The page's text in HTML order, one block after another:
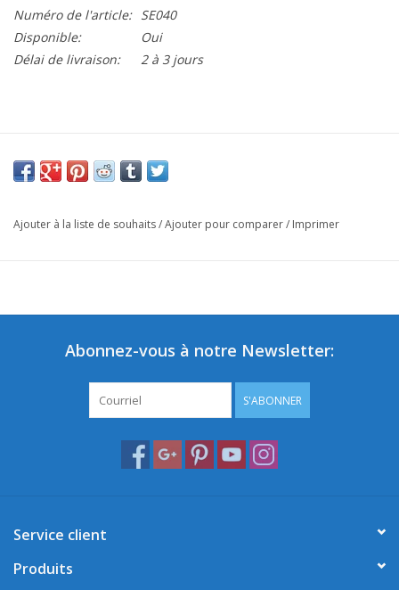
Numéro de l'article: SE040
Disponible:
Oui
Délai de livraison:
2 à 3 jours
Ajouter à la liste de souhaits/Ajouter pour comparer/ Imprimer
Abonnez-vous à notre Newsletter:
S'ABONNER
Service client
Produits